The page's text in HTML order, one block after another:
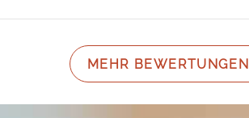
MEHR BEWERTUNGEN